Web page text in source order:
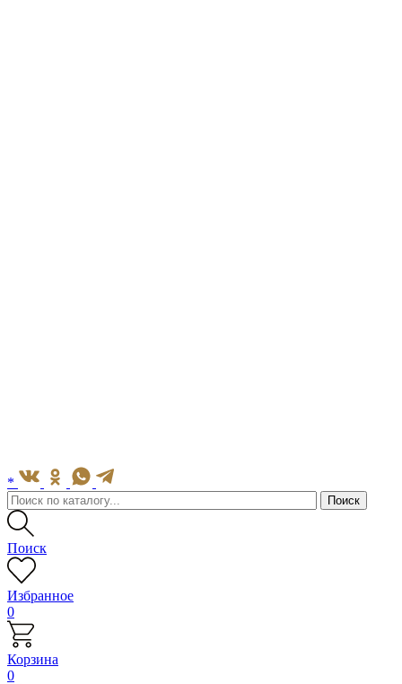
*
Поиск
Избранное
0
Корзина
0